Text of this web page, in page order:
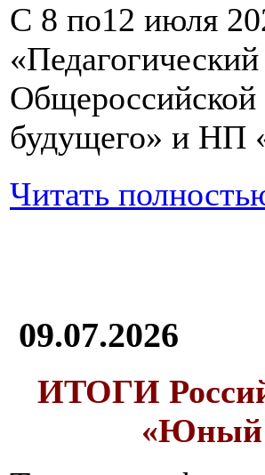
С 8 по12 июля
Общероссийской
будущего» и НП
Читать
09.07.2026
ИТОГИ
«Юный